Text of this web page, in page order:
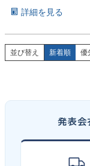
詳細を見る
並び替え 新着順 優
発表会